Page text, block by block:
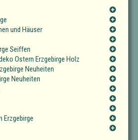
und Häuser
Seiffen
Ostern Erzgebirge Holz
Neuheiten
Neuheiten
Erzgebirge